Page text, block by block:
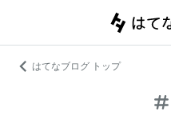
はてなブログ トップ